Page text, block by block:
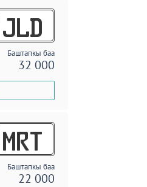
JLD
Баштапкы баа
32 000
MRT
Баштапкы баа
22 000